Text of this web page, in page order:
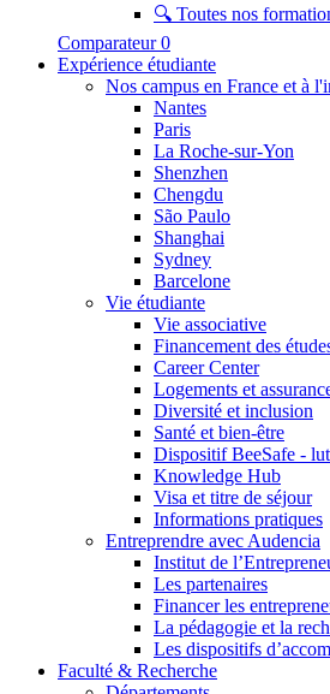
🔍 Toutes nos
Comparateur 0
Expérience étudiante
Nos campus en France et à
Nantes
Paris
La Roche-sur-Yon
Shenzhen
Chengdu
São Paulo
Shanghai
Sydney
Barcelone
Vie étudiante
Vie associative
Financement des
Career Center
Logements et
Diversité et inclusion
Santé et bien-être
Dispositif BeeSafe -
Knowledge Hub
Visa et titre de séjour
Informations pratiques
Entreprendre avec Audencia
Institut de
Les partenaires
Financer les
La pédagogie et la
Les dispositifs
Faculté & Recherche